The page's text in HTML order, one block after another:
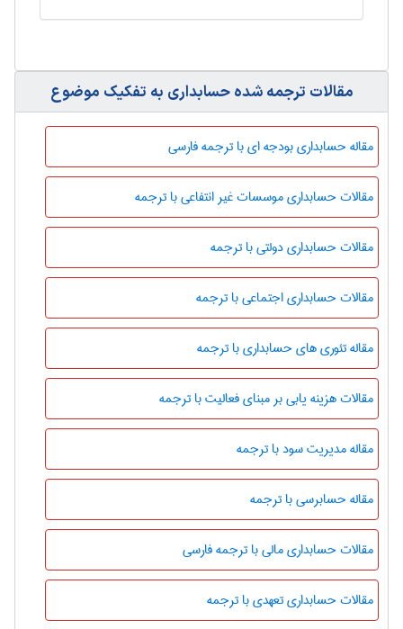
مقالات ترجمه شده حسابداری به تفکیک موضوع
مقاله حسابداری بودجه ای با ترجمه فارسی
مقالات حسابداری موسسات غیر انتفاعی با ترجمه
مقالات حسابداری دولتی با ترجمه
مقالات حسابداری اجتماعی با ترجمه
مقاله تئوری های حسابداری با ترجمه
مقالات هزینه یابی بر مبنای فعالیت با ترجمه
مقاله مدیریت سود با ترجمه
مقاله حسابرسی با ترجمه
مقالات حسابداری مالی با ترجمه فارسی
مقالات حسابداری تعهدی با ترجمه